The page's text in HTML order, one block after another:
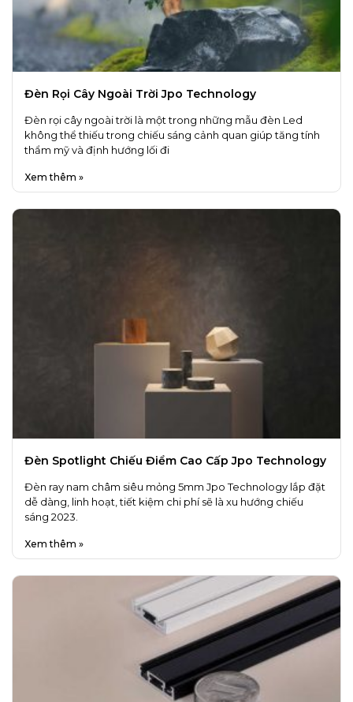
Đèn Rọi Cây Ngoài Trời Jpo Technology
Đèn rọi cây ngoài trời là một trong những mẫu đèn Led
không thể thiếu trong chiếu sáng cảnh quan giúp tăng tính
thẩm mỹ và định hướng lối đi
Xem thêm »
Đèn Spotlight Chiếu Điểm Cao Cấp Jpo Technology
Đèn ray nam châm siêu mỏng 5mm Jpo Technology lắp đặt
dễ dàng, linh hoạt, tiết kiệm chi phí sẽ là xu hướng chiếu
sáng 2023.
Xem thêm »